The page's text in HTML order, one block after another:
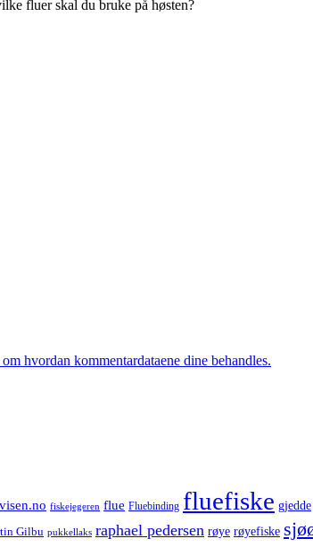
fluer skal du bruke på høsten?
hvordan kommentardataene dine behandles.
fiskejegeren flue Fluebinding fluefiske gjedde
Gilbu pukkellaks raphael pedersen røye røyefiske